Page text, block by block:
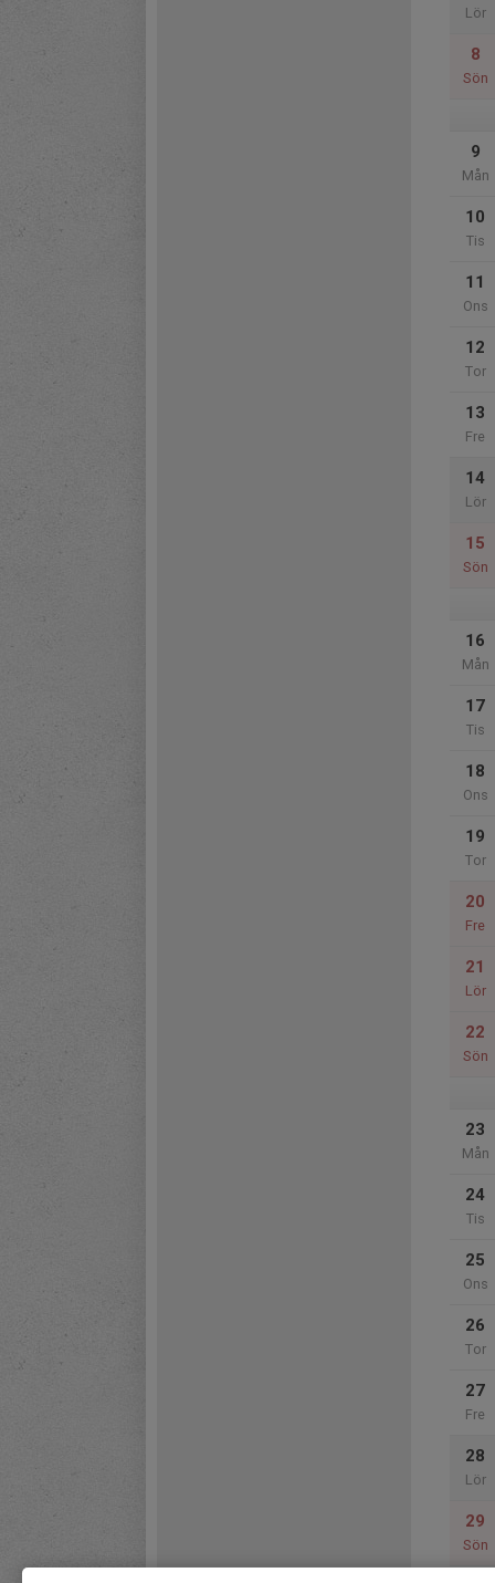
Lör
8
Sön
9
Mån
10
Tis
11
Ons
12
Tor
13
Fre
14
Lör
15
Sön
16
Mån
17
Tis
18
Ons
19
Tor
20
Fre
21
Lör
22
Sön
23
Mån
24
Tis
25
Ons
26
Tor
27
Fre
28
Lör
29
Sön